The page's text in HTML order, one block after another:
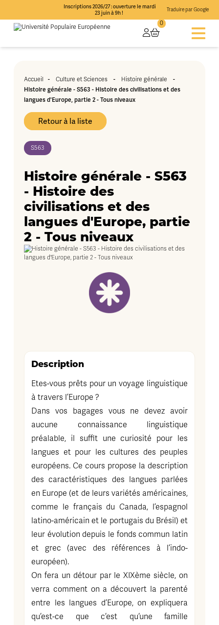
Inscriptions 2026/27 : ouverture le mardi
23 juin à 9h !
Traduire par Google
0
Accueil - Culture et Sciences - Histoire générale
-
Histoire générale - S563 - Histoire des civilisations et des
langues d'Europe, partie 2 - Tous niveaux
Retour à la liste
S563
Histoire générale - S563
- Histoire des
civilisations et des
langues d'Europe, partie
2 - Tous niveaux
Description
Etes-vous prêts pour un voyage linguistique
à travers l’Europe ?
Dans vos bagages vous ne devez avoir
aucune connaissance linguistique
préalable, il suffit une curiosité pour les
langues et pour les cultures des peuples
européens. Ce cours propose la description
des caractéristiques des langues parlées
en Europe (et de leurs variétés américaines,
comme le français du Canada, l’espagnol
latino-américain et le portugais du Brésil) et
leur évolution depuis le fonds commun latin
et grec (avec des références à l’indo-
européen).
On fera un détour par le XIXème siècle, on
verra comment on a découvert la parenté
entre les langues d’Europe, on expliquera
qu’est-ce que c’est qu’une famille